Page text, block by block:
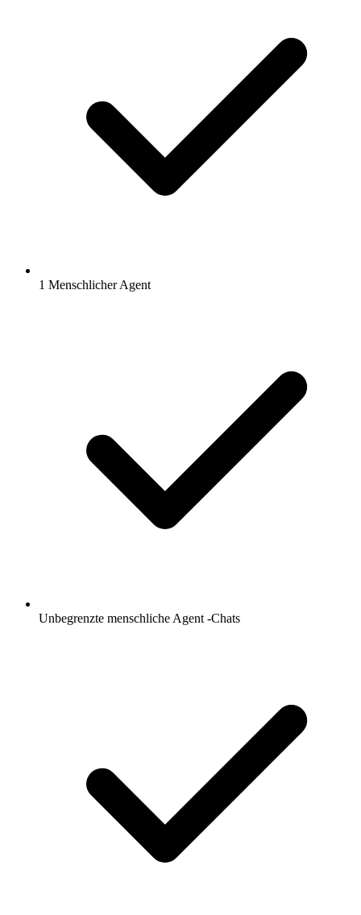
1 Menschlicher Agent
Unbegrenzte menschliche Agent -Chats